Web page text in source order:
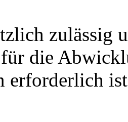
zulässig
die
erforderlich